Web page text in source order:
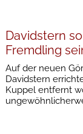
Davidstern
Fremdling
Auf der neuen
Davidstern
Kuppel entfernt